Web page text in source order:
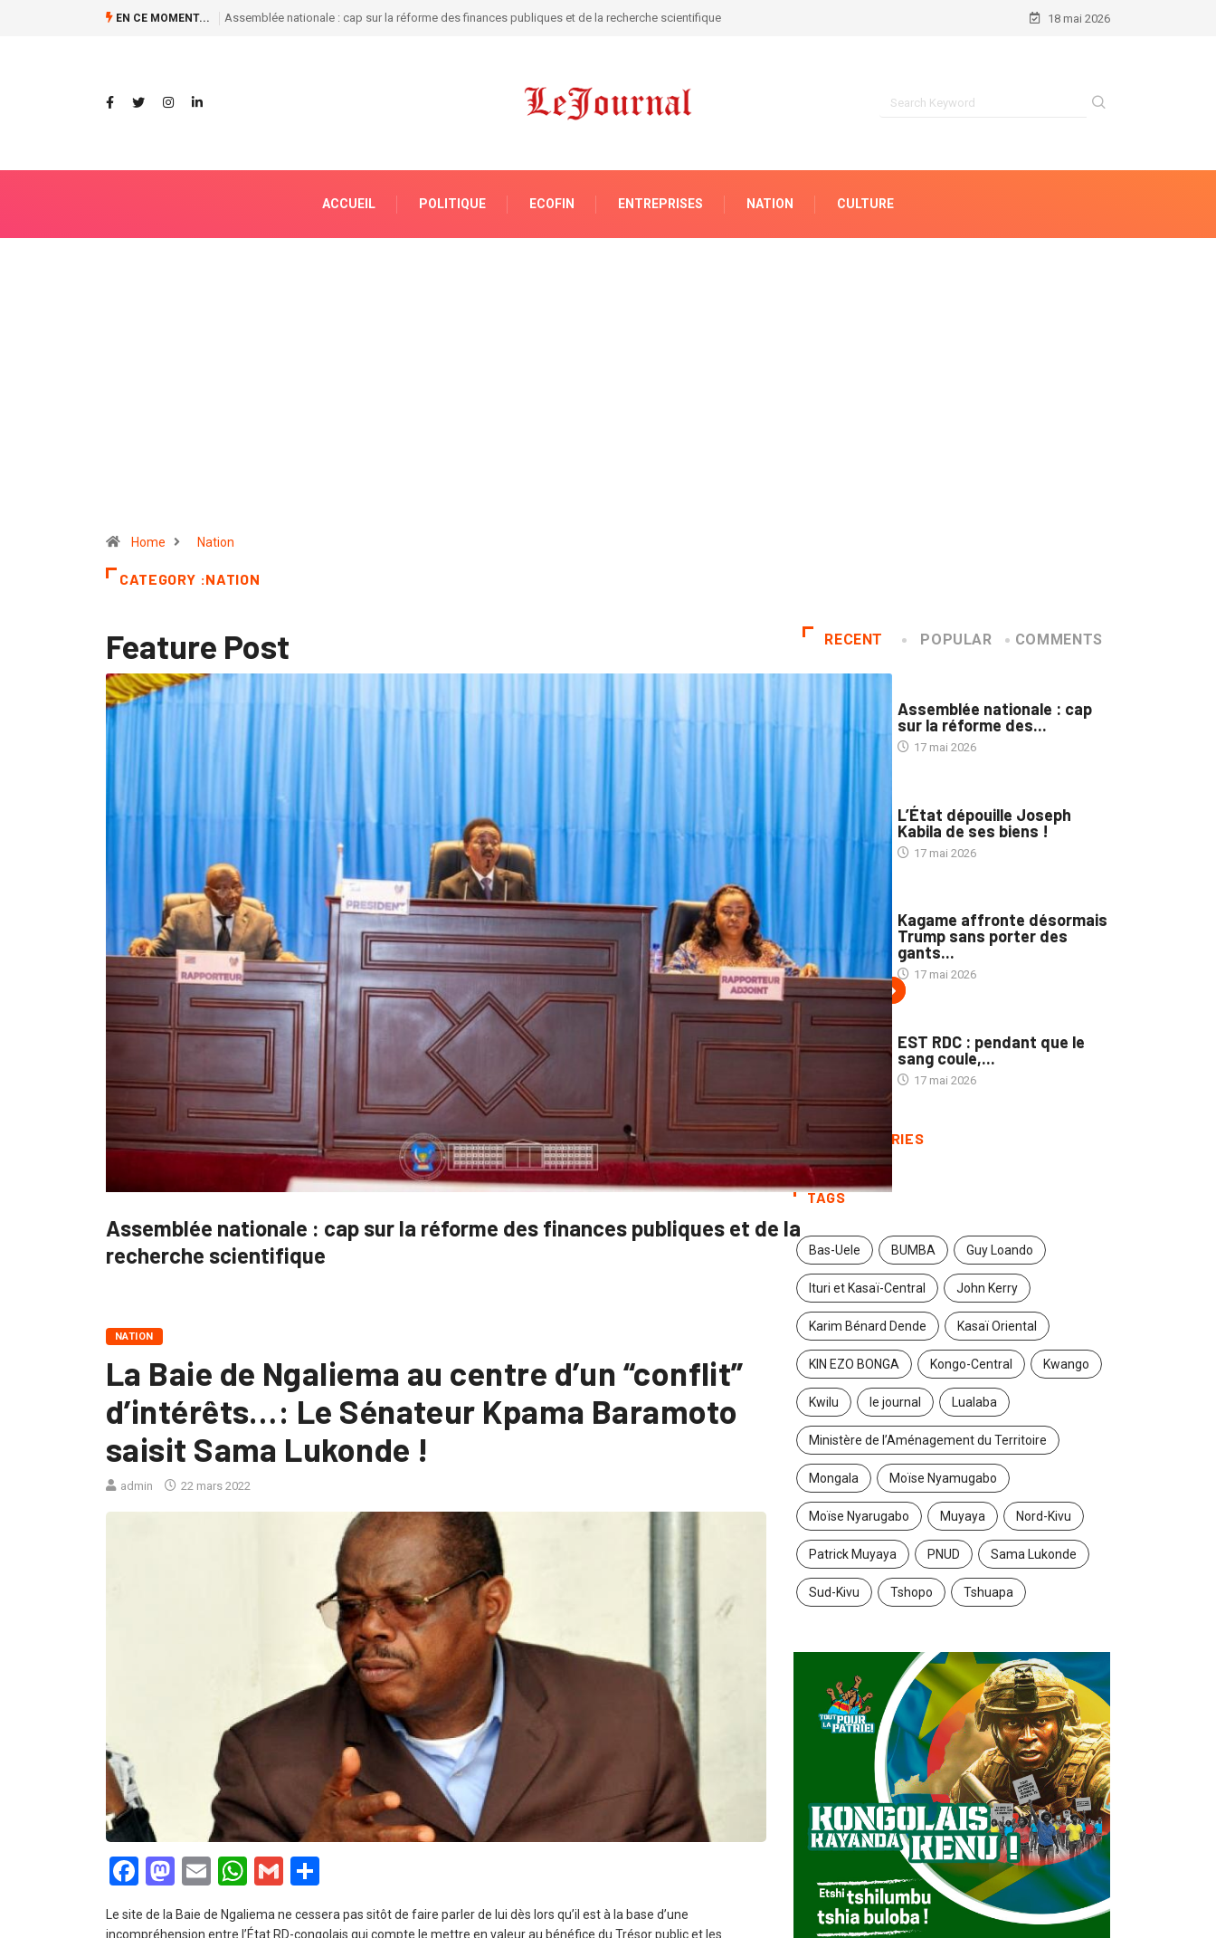
EN CE MOMENT... L’État dépouille Joseph Kabila de ses biens ! 18 mai 2026
ACCUEIL POLITIQUE ECOFIN ENTREPRISES NATION CULTURE
Home Nation
CATEGORY :NATION
Feature Post
Assemblée nationale : cap sur la réforme des finances publiques et de la
recherche scientifique
L’État dépouille Joseph Kabila
NATION
La Baie de Ngaliema au centre d’un “conflit”
d’intérêts…: Le Sénateur Kpama Baramoto
saisit Sama Lukonde !
admin 22 mars 2022
Facebook
Mastodon
EmailWhatsApp
Gmail
Le site de la Baie de Ngaliema ne cessera pas sitôt de faire parler de lui dès lors qu’il est à la base d’une
incompréhension entre l’État RD-congolais qui compte le mettre en valeur au bénéfice du Trésor public et les
RECENT POPULAR COMMENTS
Assemblée nationale : cap
sur la réforme des...
17 mai 2026
L’État dépouille Joseph
Kabila de ses biens !
17 mai 2026
Kagame affronte désormais
Trump sans porter des
gants...
17 mai 2026
4
EST RDC : pendant que le
sang coule,...
17 mai 2026
WP CATEGORIES
TAGS
Bas-Uele BUMBA Guy Loando
Ituri et Kasaï-Central John Kerry
Karim Bénard Dende Kasaï Oriental
KIN EZO BONGA Kongo-Central Kwango
Kwilu le journal Lualaba
Ministère de l’Aménagement du Territoire
Mongala Moïse Nyamugabo
Moïse Nyarugabo Muyaya Nord-Kivu
Patrick Muyaya PNUD Sama Lukonde
Sud-Kivu Tshopo Tshuapa